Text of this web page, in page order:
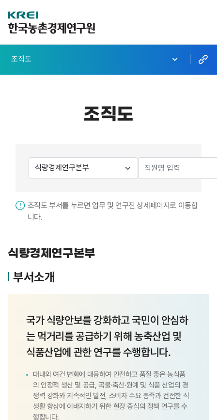
한
국
촌
조직도
조직도
직
원
색
창
조직도 부서를 누르면 업무 및 연구진 상세페이지로 이동합
니다.
식량경제연구본부
부서소개
국가 식량안보를 강화하고 국민이 안심하
는 먹거리를 공급하기 위해 농축산업 및
식품산업에 관한 연구를 수행합니다.
대내외 여건 변화에 대응하여 안전하고 품질 좋은 농식품
의 안정적 생산 및 공급, 곡물·축산·원예 및 식품 산업의 경
쟁력 강화와 지속적인 발전, 소비자 수요 충족과 건전한 식
생활 향상에 이바지하기 위한 현장 중심의 정책 연구를 수
행합니다.